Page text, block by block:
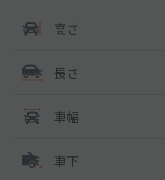
高さ
長さ
車幅
車下